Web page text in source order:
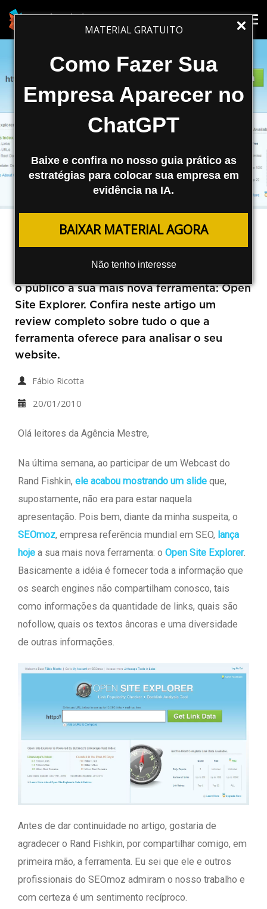
MATERIAL GRATUITO
Como Fazer Sua
Empresa Aparecer no
ChatGPT
Baixe e confira no nosso guia prático as
estratégias para colocar sua empresa em
evidência na IA.
BAIXAR MATERIAL AGORA
Não tenho interesse
SEOmoz lança a Open Site Explorer
o público a sua mais nova ferramenta: Open
Site Explorer. Confira neste artigo um
review completo sobre tudo o que a
ferramenta oferece para analisar o seu
website.
Fábio Ricotta
20/01/2010
Olá leitores da Agência Mestre,
Na última semana, ao participar de um Webcast do
Rand Fishkin, ele acabou mostrando um slide que,
supostamente, não era para estar naquela
apresentação. Pois bem, diante da minha suspeita, o
SEOmoz, empresa referência mundial em SEO, lança
hoje a sua mais nova ferramenta: o Open Site Explorer.
Basicamente a idéia é fornecer toda a informação que
os search engines não compartilham conosco, tais
como informações da quantidade de links, quais são
nofollow, quais os textos âncoras e uma diversidade
de outras informações.
Antes de dar continuidade no artigo, gostaria de
agradecer o Rand Fishkin, por compartilhar comigo, em
primeira mão, a ferramenta. Eu sei que ele e outros
profissionais do SEOmoz admiram o nosso trabalho e
com certeza é um sentimento recíproco.